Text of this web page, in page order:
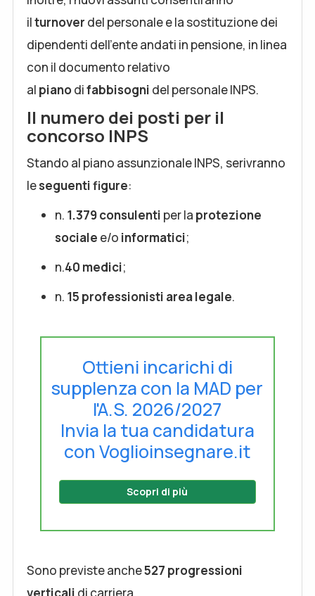
ilturnover del personale e la sostituzione dei
dipendenti dell’ente andati in pensione, in linea
con il documento relativo
al pianodifabbisogni del personale INPS.
Il numero dei posti per il
concorso INPS
Stando al piano assunzionale INPS, serivranno
leseguenti figure:
n. 1.379 consulenti per la protezione
sociale e/o informatici;
n.40 medici;
n. 15 professionisti area legale.
Ottieni incarichi di
supplenza con la MAD per
l'A.S. 2026/2027
Invia la tua candidatura
con Voglioinsegnare.it
Scopri di più
Sono previste anche527 progressioni